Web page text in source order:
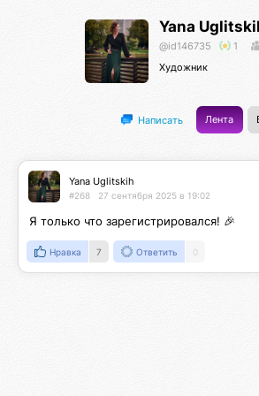
Yana
@id146735 1
Художник
Написать Лента
Yana Uglitskih
#268 27 сентября 2025 в 19:02
Я только что зарегистрировался! 🎉
Нравка 7 Ответить 0